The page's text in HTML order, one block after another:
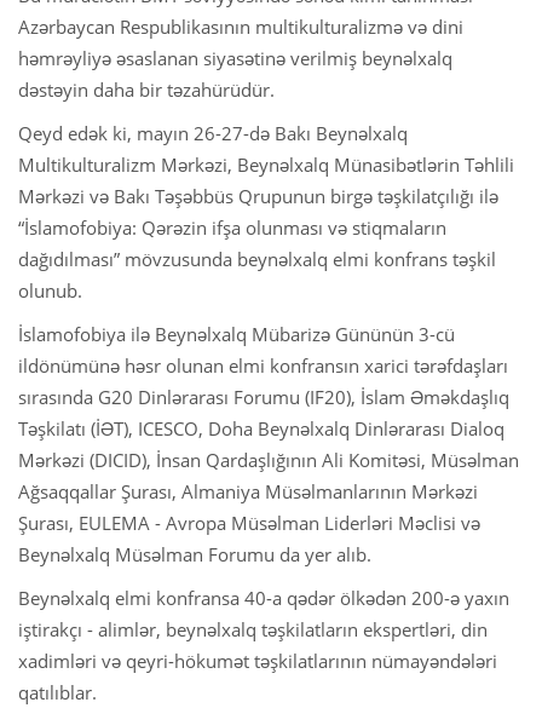
Azərbaycan Respublikasının multikulturalizmə və dini
həmrəyliyə əsaslanan siyasətinə verilmiş beynəlxalq
dəstəyin daha bir təzahürüdür.
Qeyd edək ki, mayın 26-27-də Bakı Beynəlxalq
Multikulturalizm Mərkəzi, Beynəlxalq Münasibətlərin Təhlili
Mərkəzi və Bakı Təşəbbüs Qrupunun birgə təşkilatçılığı ilə
“İslamofobiya: Qərəzin ifşa olunması və stiqmaların
dağıdılması” mövzusunda beynəlxalq elmi konfrans təşkil
olunub.
İslamofobiya ilə Beynəlxalq Mübarizə Gününün 3-cü
ildönümünə həsr olunan elmi konfransın xarici tərəfdaşları
sırasında G20 Dinlərarası Forumu (IF20), İslam Əməkdaşlıq
Təşkilatı (İƏT), ICESCO, Doha Beynəlxalq Dinlərarası Dialoq
Mərkəzi (DICID), İnsan Qardaşlığının Ali Komitəsi, Müsəlman
Ağsaqqallar Şurası, Almaniya Müsəlmanlarının Mərkəzi
Şurası, EULEMA - Avropa Müsəlman Liderləri Məclisi və
Beynəlxalq Müsəlman Forumu da yer alıb.
Beynəlxalq elmi konfransa 40-a qədər ölkədən 200-ə yaxın
iştirakçı - alimlər, beynəlxalq təşkilatların ekspertləri, din
xadimləri və qeyri-hökumət təşkilatlarının nümayəndələri
qatılıblar.